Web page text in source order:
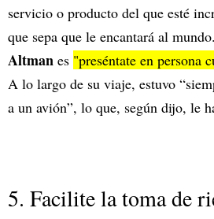
servicio o producto del que esté
que sepa que le encantará al
Altman es "preséntate en persona
A lo largo de su viaje, estuvo
a un avión”, lo que, según dijo, le
5. Facilite la toma de